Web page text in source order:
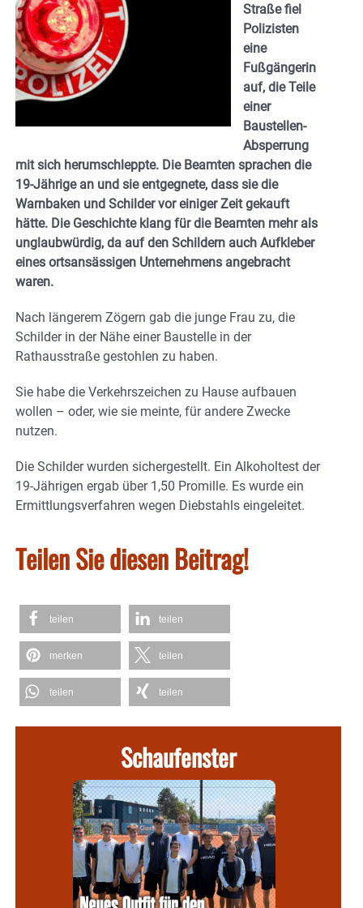
Straße fiel
Polizisten
eine
Fußgängerin
auf, die Teile
einer
Baustellen-
Absperrung
mit sich herumschleppte. Die Beamten sprachen die
19-Jährige an und sie entgegnete, dass sie die
Warnbaken und Schilder vor einiger Zeit gekauft
hätte. Die Geschichte klang für die Beamten mehr als
unglaubwürdig, da auf den Schildern auch Aufkleber
eines ortsansässigen Unternehmens angebracht
waren.
Nach längerem Zögern gab die junge Frau zu, die
Schilder in der Nähe einer Baustelle in der
Rathausstraße gestohlen zu haben.
Sie habe die Verkehrszeichen zu Hause aufbauen
wollen – oder, wie sie meinte, für andere Zwecke
nutzen.
Die Schilder wurden sichergestellt. Ein Alkoholtest der
19-Jährigen ergab über 1,50 Promille. Es wurde ein
Ermittlungsverfahren wegen Diebstahls eingeleitet.
Teilen Sie diesen Beitrag!
teilen teilen
merken teilen
teilen teilen
Schaufenster